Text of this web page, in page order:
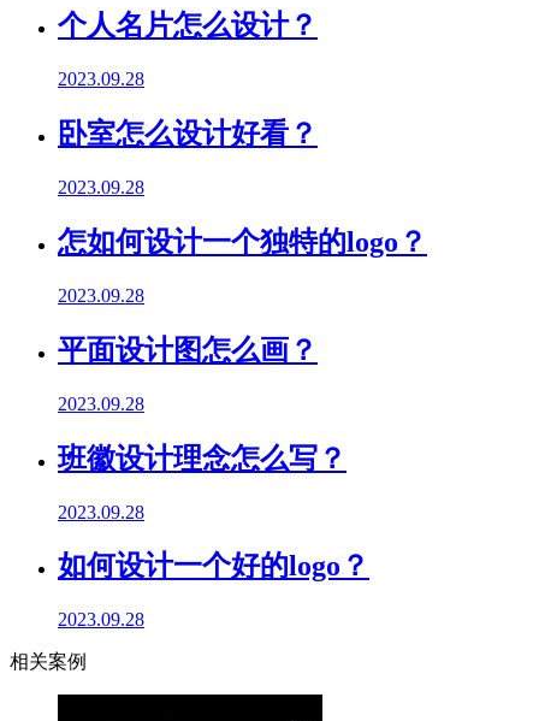
个人名片怎么设计？
2023.09.28
卧室怎么设计好看？
2023.09.28
怎如何设计一个独特的logo？
2023.09.28
平面设计图怎么画？
2023.09.28
班徽设计理念怎么写？
2023.09.28
如何设计一个好的logo？
2023.09.28
相关案例